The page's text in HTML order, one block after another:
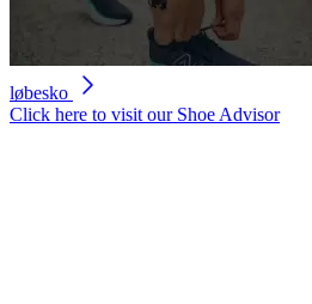
løbesko
Click here to visit our Shoe Advisor